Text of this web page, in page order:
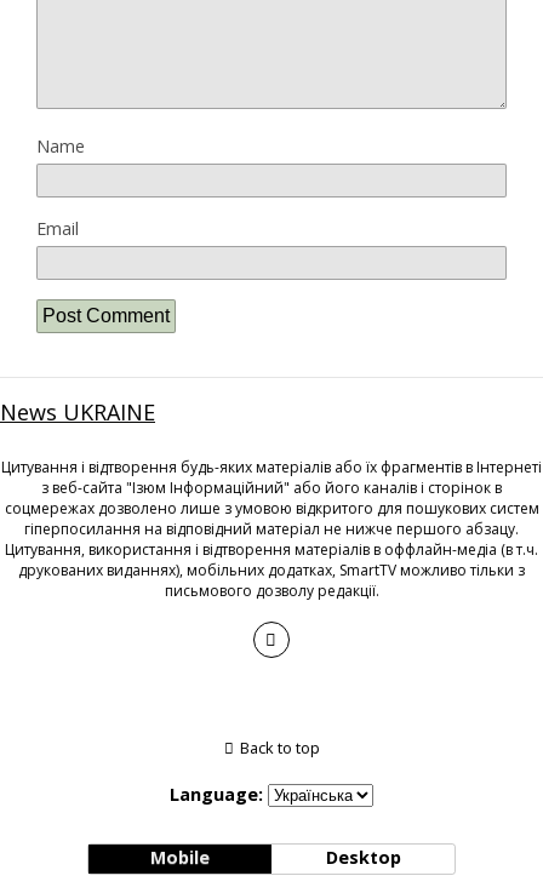
Name
Email
News UKRAINE
Цитування і відтворення будь-яких матеріалів або їх фрагментів в Інтернеті
з веб-сайта "Ізюм Інформаційний" або його каналів і сторінок в
соцмережах дозволено лише з умовою відкритого для пошукових систем
гіперпосилання на відповідний матеріал не нижче першого абзацу.
Цитування, використання і відтворення матеріалів в оффлайн-медіа (в т.ч.
друкованих виданнях), мобільних додатках, SmartTV можливо тільки з
письмового дозволу редакції.
Back to top
Language:
Mobile Desktop